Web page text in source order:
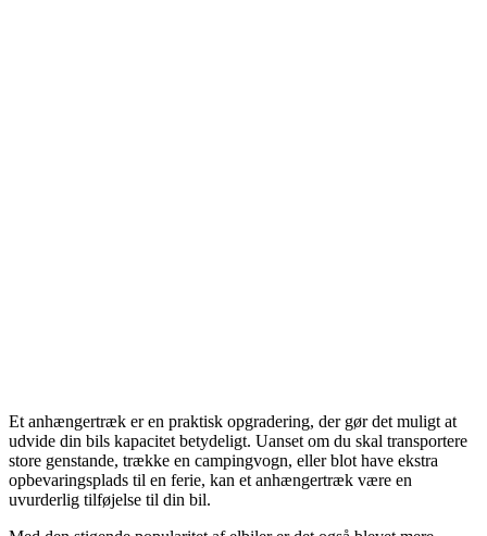
Et anhængertræk er en praktisk opgradering, der gør det muligt at
udvide din bils kapacitet betydeligt. Uanset om du skal transportere
store genstande, trække en campingvogn, eller blot have ekstra
opbevaringsplads til en ferie, kan et anhængertræk være en
uvurderlig tilføjelse til din bil.